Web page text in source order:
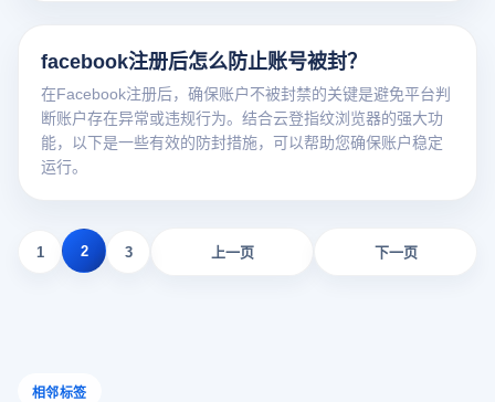
facebook注册后怎么防止账号被封？
在Facebook注册后，确保账户不被封禁的关键是避免平台判
断账户存在异常或违规行为。结合云登指纹浏览器的强大功
能，以下是一些有效的防封措施，可以帮助您确保账户稳定
运行。
上一页
1 2 3 下一页
相邻标签